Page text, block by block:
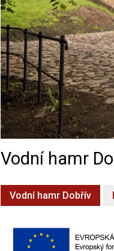
Vodní hamr
Vodní hamr Dobřív